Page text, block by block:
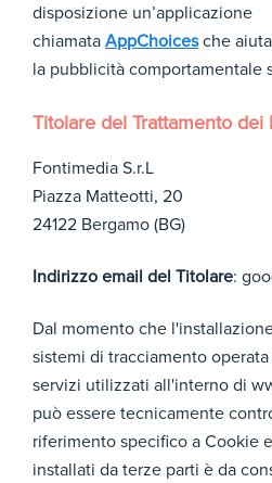
Face
book
Ads
https
://w
aceb
ook.
help
/coo
kies/
profilazio
terze
e ed i
zione
disposizione un’applicazione
chiamata AppChoicesche
la pubblicità comportamentale
Titolare del Trattamento dei
Fontimedia S.r.L
Piazza Matteotti, 20
24122 Bergamo (BG)
Indirizzo email del Titolare:
Dal momento che
sistemi di tracciamento
servizi utilizzati all'interno di
può essere tecnicamente
riferimento specifico a Cookie
installati da terze parti è da